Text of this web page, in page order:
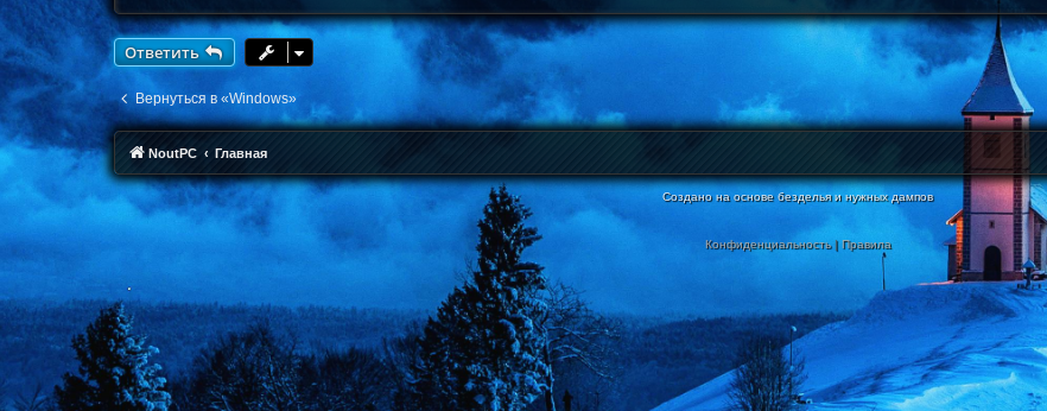
Ответить
Вернуться в «Windows»
NoutPC Главная
Создано на основе безделья и нужных дампов
Конфиденциальность|Правила